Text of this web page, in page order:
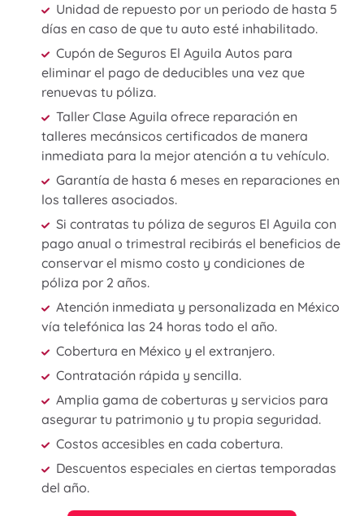
Unidad de repuesto por un periodo de hasta 5
días en caso de que tu auto esté inhabilitado.
Cupón de Seguros El Aguila Autos para
eliminar el pago de deducibles una vez que
renuevas tu póliza.
Taller Clase Aguila ofrece reparación en
talleres mecánsicos certificados de manera
inmediata para la mejor atención a tu vehículo.
Garantía de hasta 6 meses en reparaciones en
los talleres asociados.
Si contratas tu póliza de seguros El Aguila con
pago anual o trimestral recibirás el beneficios de
conservar el mismo costo y condiciones de
póliza por 2 años.
Atención inmediata y personalizada en México
vía telefónica las 24 horas todo el año.
Cobertura en México y el extranjero.
Contratación rápida y sencilla.
Amplia gama de coberturas y servicios para
asegurar tu patrimonio y tu propia seguridad.
Costos accesibles en cada cobertura.
Descuentos especiales en ciertas temporadas
del año.